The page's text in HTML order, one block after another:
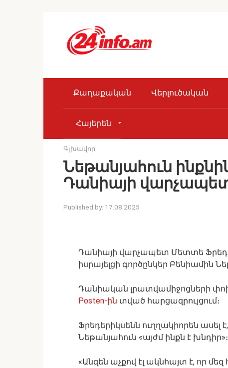
Քաղաքական Վերլուծական
Հայերեն
Գլխավոր
Նեթանյահուն
Դանիայի
Published by: 17.08.2025
Դանիայի վարչապետ Մետտե
իսրայելցի գործընկեր Բենիամին
Դանիական լրատվամիջոցների
Posten-ին տված հարցազրույցում։
Ֆրեդերիկսենն ուղղակիորեն ասել
Նեթանյահուն «այժմ ինքն է խնդիր»։
«Անզեն աչքով էլ ակնհայտ է, որ